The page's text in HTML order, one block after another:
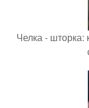
Челка - шторка: